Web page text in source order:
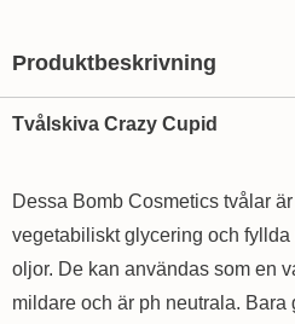
Produktbeskrivning
Tvålskiva Crazy Cupid
Dessa Bomb Cosmetics tvålar
vegetabiliskt glycering och
oljor. De kan användas som en
mildare och är ph neutrala.